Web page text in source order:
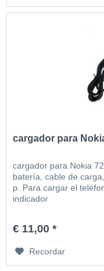
cargador para
cargador para Nokia
batería, cable de
p. Para cargar el
indicador
€ 11,00 *
Recordar